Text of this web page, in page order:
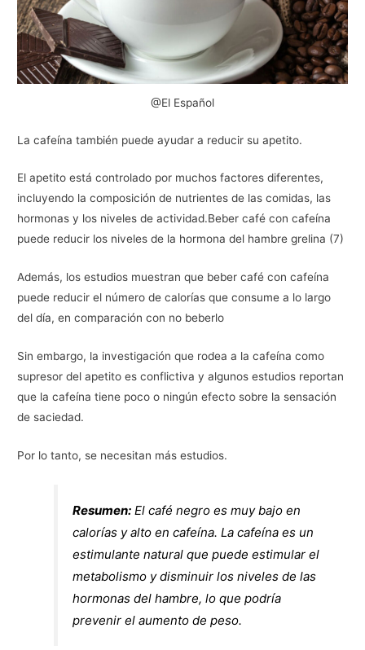
@El Español
La cafeína también puede ayudar a reducir su apetito.
El apetito está controlado por muchos factores diferentes,
incluyendo la composición de nutrientes de las comidas, las
hormonas y los niveles de actividad.Beber café con cafeína
puede reducir los niveles de la hormona del hambre grelina (7)
Además, los estudios muestran que beber café con cafeína
puede reducir el número de calorías que consume a lo largo
del día, en comparación con no beberlo
Sin embargo, la investigación que rodea a la cafeína como
supresor del apetito es conflictiva y algunos estudios reportan
que la cafeína tiene poco o ningún efecto sobre la sensación
de saciedad.
Por lo tanto, se necesitan más estudios.
Resumen: El café negro es muy bajo en
calorías y alto en cafeína. La cafeína es un
estimulante natural que puede estimular el
metabolismo y disminuir los niveles de las
hormonas del hambre, lo que podría
prevenir el aumento de peso.